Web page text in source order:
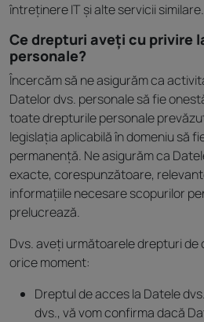
întreținere IT și alte servicii similare.
Ce drepturi aveți cu privire
personale?
Încercăm să ne asigurăm ca
Datelor dvs. personale să fie
toate drepturile personale
legislația aplicabilă în domeniu să
permanență. Ne asigurăm ca
exacte, corespunzătoare,
informațiile necesare scopurilor
prelucrează.
Dvs. aveți următoarele drepturi
orice moment:
Dreptul de acces la Datele
dvs., vă vom confirma dacă